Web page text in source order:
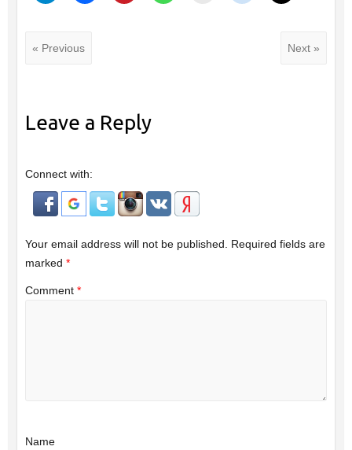
« Previous Next »
Leave a Reply
Connect with:
Your email address will not be published.
Required fields are
marked *
Comment *
Name